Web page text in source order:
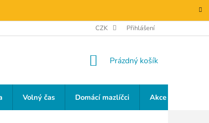
CZK Přihlášení
NÁKUPNÍ
Prázdný košík
Volný čas Domácí mazlíčci Akce a slevy